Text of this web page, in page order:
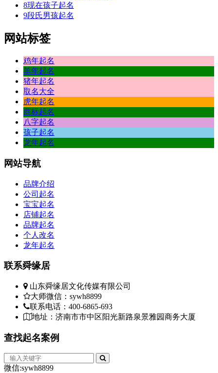
8现在孩子起名
9段氏男孩起名
网站标签
鸡年起名
羊年起名
猪年起名
取名大全
虎年起名
商标起名
八字起名
孩子起名
龙年起名
网站导航
品牌介绍
公司起名
宝宝起名
店铺起名
品牌起名
个人改名
龙年起名
联系舜缘居
山东舜缘居文化传媒有限公司
大师微信：sywh8899
联系电话：400-6865-693
地址：济南市市中区阳光新路泉景雅园商务大厦
查找起名案例
微信:sywh8899